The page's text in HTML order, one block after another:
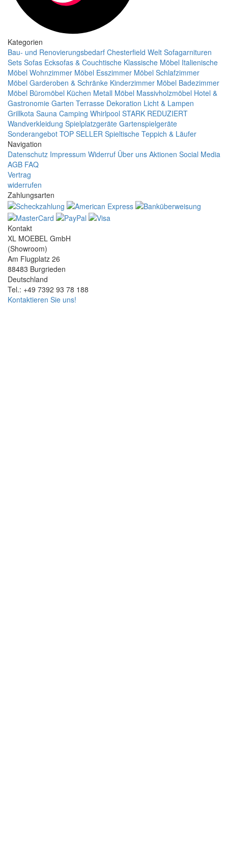
Kategorien
Bau- und Renovierungsbedarf Chesterfield Welt Sofagarnituren
Sets Sofas Ecksofas & Couchtische Klassische Möbel Italienische
Möbel Wohnzimmer Möbel Esszimmer Möbel Schlafzimmer
Möbel Garderoben & Schränke Kinderzimmer Möbel Badezimmer
Möbel Büromöbel Küchen Metall Möbel Massivholzmöbel Hotel &
Gastronomie Garten Terrasse Dekoration Licht & Lampen
Grillkota Sauna Camping Whirlpool STARK REDUZIERT
Wandverkleidung Spielplatzgeräte Gartenspielgeräte
Sonderangebot TOP SELLER Spieltische Teppich & Läufer
Navigation
Datenschutz Impressum Widerruf Über uns Aktionen Social Media
AGB FAQ
Vertrag
widerrufen
Zahlungsarten
Kontakt
XL MOEBEL GmbH
(Showroom)
Am Flugplatz 26
88483 Burgrieden
Deutschland
Tel.: +49 7392 93 78 188
Kontaktieren Sie uns!